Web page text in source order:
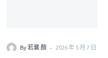
By 若襄 顏 - 2026 年 5 月 7 日